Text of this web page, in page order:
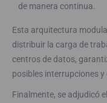
de manera continua.
Esta arquitectura
distribuir la carga de
centros de datos,
posibles interrupciones
Finalmente, se adjudicó